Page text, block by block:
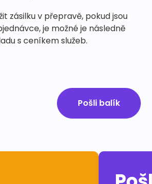
zásilku v přepravě, pokud jsou
je možné je následně
s ceníkem služeb.
Pošli balík